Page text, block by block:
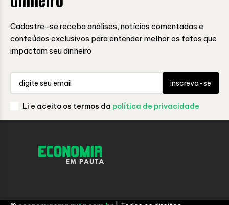
Cadastre-se receba análises, notícias comentadas e
conteúdos exclusivos para entender melhor os fatos que
impactam seu dinheiro
inscreva-se
Li e aceito os termos da política de privacidade